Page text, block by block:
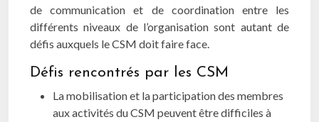
de communication et de coordination entre les
différents niveaux de l’organisation sont autant de
défis auxquels le CSM doit faire face.
Défis rencontrés par les CSM
La mobilisation et la participation des membres
aux activités du CSM peuvent être difficiles à